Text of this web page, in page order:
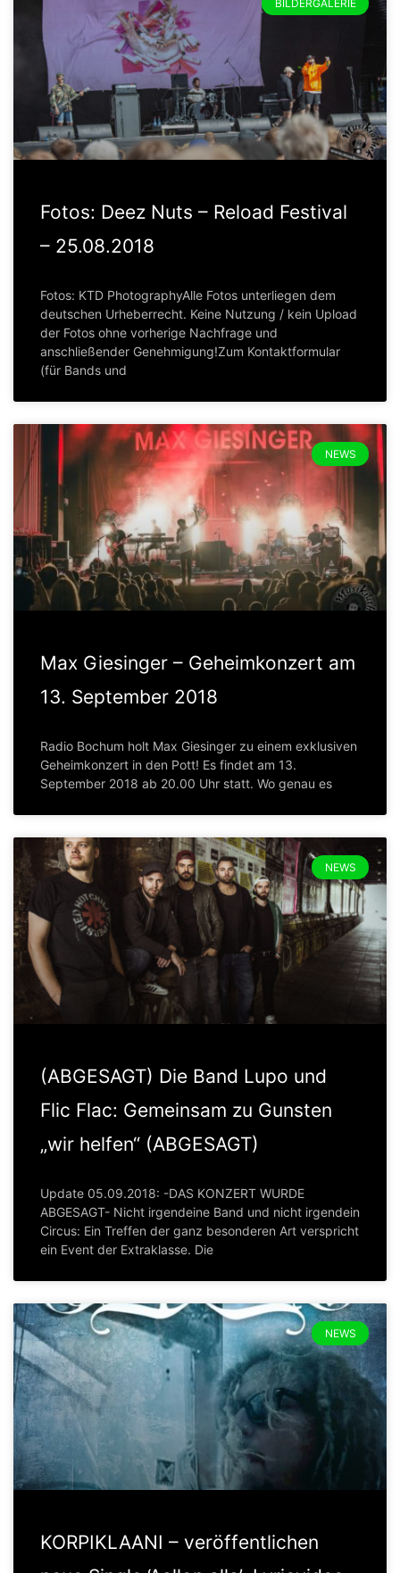
BILDERGALERIE
Fotos: Deez Nuts – Reload Festival
– 25.08.2018
Fotos: KTD PhotographyAlle Fotos unterliegen dem
deutschen Urheberrecht. Keine Nutzung / kein Upload
der Fotos ohne vorherige Nachfrage und
anschließender Genehmigung!Zum Kontaktformular
(für Bands und
NEWS
Max Giesinger – Geheimkonzert am
13. September 2018
Radio Bochum holt Max Giesinger zu einem exklusiven
Geheimkonzert in den Pott! Es findet am 13.
September 2018 ab 20.00 Uhr statt. Wo genau es
NEWS
(ABGESAGT) Die Band Lupo und
Flic Flac: Gemeinsam zu Gunsten
„wir helfen“ (ABGESAGT)
Update 05.09.2018: -DAS KONZERT WURDE
ABGESAGT- Nicht irgendeine Band und nicht irgendein
Circus: Ein Treffen der ganz besonderen Art verspricht
ein Event der Extraklasse. Die
NEWS
KORPIKLAANI – veröffentlichen